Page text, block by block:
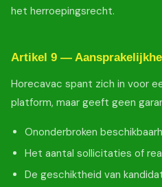
het herroepingsrecht.
Artikel 9 —
Horecavac spant zich in voor
platform, maar geeft geen
Ononderbroken
Het aantal sollicitaties of
De geschiktheid van